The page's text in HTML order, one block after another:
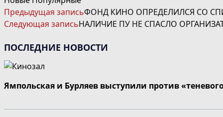
ЧИТАТЬ
ДАЛЕЕ
СТАТЬИ
Предыдущая записьФОНД КИНО ОПРЕДЕЛИЛСЯ СО
Следующая записьНАЛИЧИЕ ПУ НЕ СПАСЛО
ПОСЛЕДНИЕ НОВОСТИ
Ямпольская и Бурляев выступили против